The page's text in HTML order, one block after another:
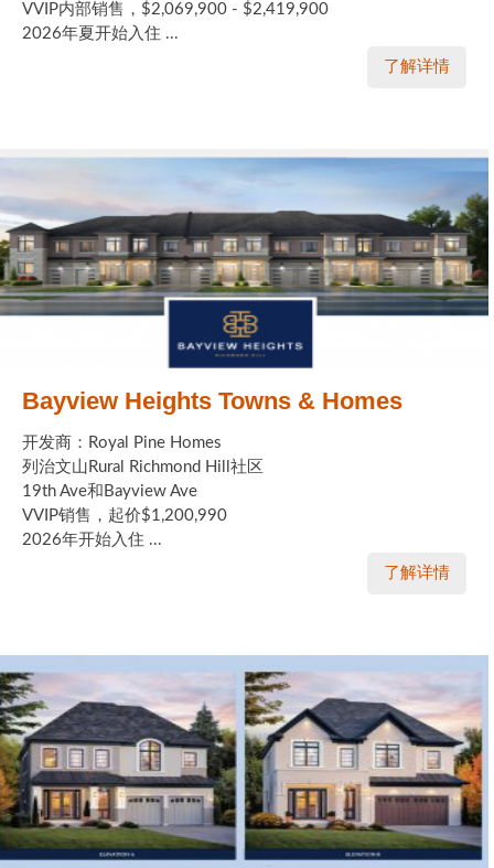
VVIP内部销售，$2,069,900 - $2,419,900
2026年夏开始入住 ...
了解详情
Bayview Heights Towns & Homes
开发商：Royal Pine Homes
列治文山Rural Richmond Hill社区
19th Ave和Bayview Ave
VVIP销售，起价$1,200,990
2026年开始入住 ...
了解详情